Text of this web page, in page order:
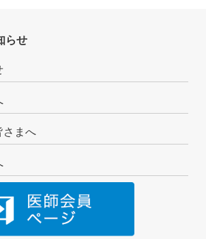
らせ
さまへ